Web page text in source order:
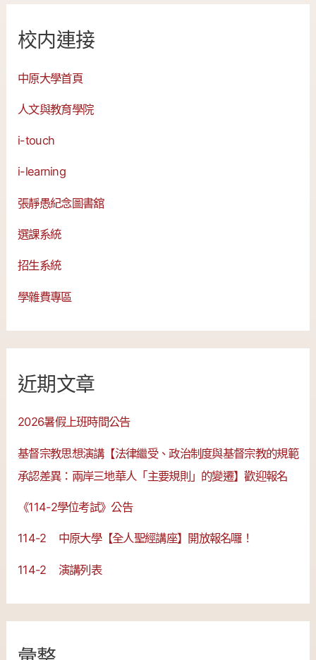
校内連接
中原大學首頁
人文與教育學院
i-touch
i-learning
張靜愚紀念圖書舘
選課系統
招生系統
學雜費專區
近期文章
2026暑假上班時間公告
基督宗教思想演講【法律繼受、政治制度與基督宗教的規範
承認差異：兩岸三地華人「主要規則」的變遷】歡迎報名
《114-2學位考試》公告
114-2 中原大學【全人聖經講座】開放報名囉！
114-2 演講列表